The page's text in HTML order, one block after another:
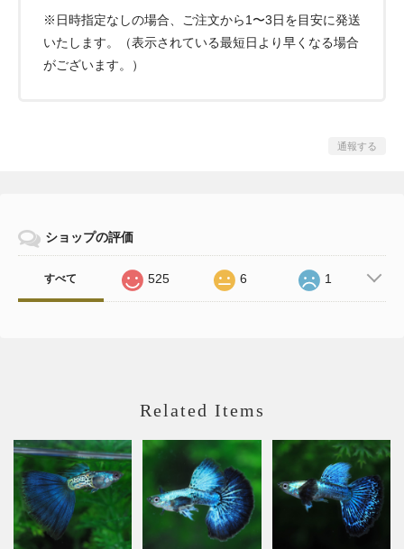
※日時指定なしの場合、ご注文から1〜3日を目安に発送
いたします。（表示されている最短日より早くなる場合
がございます。）
通報する
ショップの評価
すべて 525 6 1
Related Items